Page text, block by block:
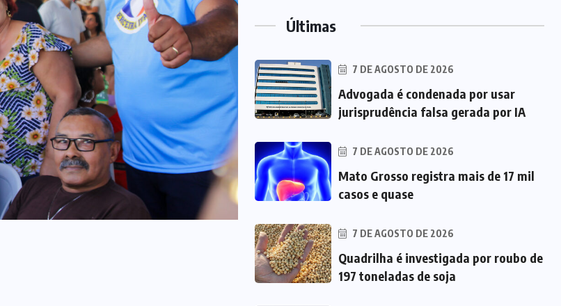
Últimas
7 DE AGOSTO DE 2026
Advogada é condenada por usar
jurisprudência falsa gerada por IA
7 DE AGOSTO DE 2026
Mato Grosso registra mais de 17 mil
casos e quase
7 DE AGOSTO DE 2026
Quadrilha é investigada por roubo de
197 toneladas de soja